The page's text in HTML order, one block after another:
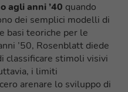
agli anni ’40 quando
dei semplici modelli di
basi teoriche per le
’50, Rosenblatt diede
classificare stimoli visivi
i limiti
arenare lo sviluppo di